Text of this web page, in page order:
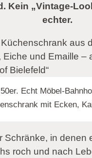
Kein „Vintage-
echter.
Echt Möbel-
mit Ecken,
Schränke, in denen
roch und nach